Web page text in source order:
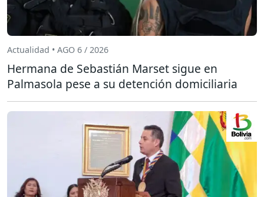
Actualidad • AGO 6 / 2026
Hermana de Sebastián Marset sigue en
Palmasola pese a su detención domiciliaria